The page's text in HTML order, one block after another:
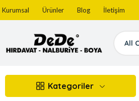
Kurumsal Ürünler Blog İletişim
All
Kategoriler